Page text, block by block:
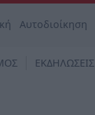
Αυτοδιοίκηση
ΕΚΔΗΛΩΣΕΙΣ